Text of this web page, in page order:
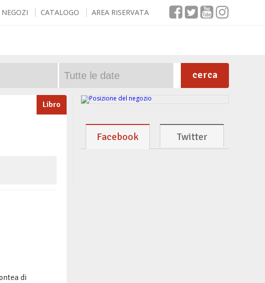
NEGOZI CATALOGO AREA RISERVATA
cerca
Libro
di
Facebook Twitter